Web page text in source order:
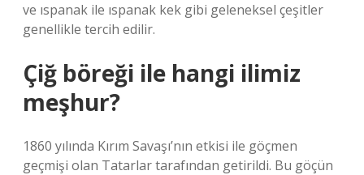
ve ıspanak ile ıspanak kek gibi geleneksel çeşitler
genellikle tercih edilir.
Çiğ böreği ile hangi ilimiz
meşhur?
1860 yılında Kırım Savaşı’nın etkisi ile göçmen
geçmişi olan Tatarlar tarafından getirildi. Bu göçün